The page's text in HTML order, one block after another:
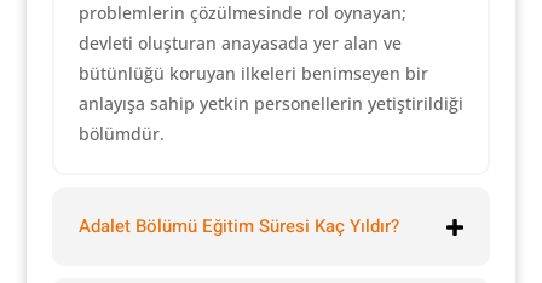
problemlerin çözülmesinde rol oynayan;
devleti oluşturan anayasada yer alan ve
bütünlüğü koruyan ilkeleri benimseyen bir
anlayışa sahip yetkin personellerin yetiştirildiği
bölümdür.
Adalet Bölümü Eğitim Süresi Kaç Yıldır?